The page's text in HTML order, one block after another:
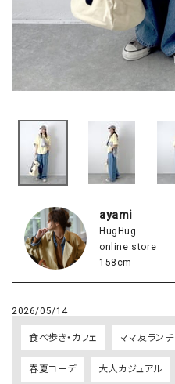
ayami
HugHug
online store
158cm
2026/05/14
食べ歩き・カフェ ママ友ランチ
春夏コーデ 大人カジュアル